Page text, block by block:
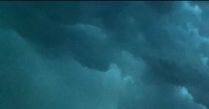
content